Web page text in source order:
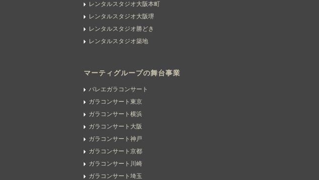
レンタルスタジオ大阪本町
レンタルスタジオ大阪堺
レンタルスタジオ勝どき
レンタルスタジオ築地
マーティグループの舞台事業
バレエガラコンサート
ガラコンサート東京
ガラコンサート横浜
ガラコンサート大阪
ガラコンサート神戸
ガラコンサート京都
ガラコンサート川崎
ガラコンサート埼玉